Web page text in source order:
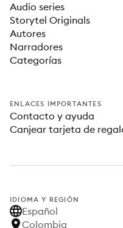
Audio series
Storytel Originals
Autores
Narradores
Categorías
ENLACES IMPORTANTES
Contacto y ayuda
Canjear tarjeta de
IDIOMA Y REGIÓN
Español
Colombia